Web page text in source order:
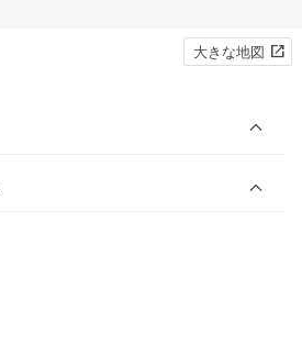
大きな地図